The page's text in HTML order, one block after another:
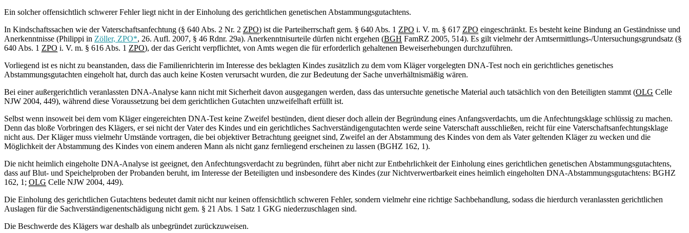
Ein solcher offensichtlich schwerer Fehler liegt nicht in der Einholung des gerichtlichen genetischen Abstammungsgutachtens.
In Kindschaftssachen wie der Vaterschaftsanfechtung (§ 640 Abs. 2 Nr. 2 ZPO) ist die Parteiherrschaft gem. § 640 Abs. 1 ZPO i. V. m. § 617 ZPO eingeschränkt. Es besteht keine Bindung an Geständnisse und
Anerkenntnisse (Philippi in Zöller, ZPO*, 26. Aufl. 2007, § 46 Rdnr. 29a). Anerkenntnisurteile dürfen nicht ergehen (BGH FamRZ 2005, 514). Es gilt vielmehr der Amtsermittlungs-/Untersuchungsgrundsatz (§
640 Abs. 1 ZPO i. V. m. § 616 Abs. 1 ZPO), der das Gericht verpflichtet, von Amts wegen die für erforderlich gehaltenen Beweiserhebungen durchzuführen.
Vorliegend ist es nicht zu beanstanden, dass die Familienrichterin im Interesse des beklagten Kindes zusätzlich zu dem vom Kläger vorgelegten DNA-Test noch ein gerichtliches genetisches
Abstammungsgutachten eingeholt hat, durch das auch keine Kosten verursacht wurden, die zur Bedeutung der Sache unverhältnismäßig wären.
Bei einer außergerichtlich veranlassten DNA-Analyse kann nicht mit Sicherheit davon ausgegangen werden, dass das untersuchte genetische Material auch tatsächlich von den Beteiligten stammt (OLG Celle
NJW 2004, 449), während diese Voraussetzung bei dem gerichtlichen Gutachten unzweifelhaft erfüllt ist.
Selbst wenn insoweit bei dem vom Kläger eingereichten DNA-Test keine Zweifel bestünden, dient dieser doch allein der Begründung eines Anfangsverdachts, um die Anfechtungsklage schlüssig zu machen.
Denn das bloße Vorbringen des Klägers, er sei nicht der Vater des Kindes und ein gerichtliches Sachverständigengutachten werde seine Vaterschaft ausschließen, reicht für eine Vaterschaftsanfechtungsklage
nicht aus. Der Kläger muss vielmehr Umstände vortragen, die bei objektiver Betrachtung geeignet sind, Zweifel an der Abstammung des Kindes von dem als Vater geltenden Kläger zu wecken und die
Möglichkeit der Abstammung des Kindes von einem anderen Mann als nicht ganz fernliegend erscheinen zu lassen (BGHZ 162, 1).
Die nicht heimlich eingeholte DNA-Analyse ist geeignet, den Anfechtungsverdacht zu begründen, führt aber nicht zur Entbehrlichkeit der Einholung eines gerichtlichen genetischen Abstammungsgutachtens,
dass auf Blut- und Speichelproben der Probanden beruht, im Interesse der Beteiligten und insbesondere des Kindes (zur Nichtverwertbarkeit eines heimlich eingeholten DNA-Abstammungsgutachtens: BGHZ
162, 1; OLG Celle NJW 2004, 449).
Die Einholung des gerichtlichen Gutachtens bedeutet damit nicht nur keinen offensichtlich schweren Fehler, sondern vielmehr eine richtige Sachbehandlung, sodass die hierdurch veranlassten gerichtlichen
Auslagen für die Sachverständigenentschädigung nicht gem. § 21 Abs. 1 Satz 1 GKG niederzuschlagen sind.
Die Beschwerde des Klägers war deshalb als unbegründet zurückzuweisen.